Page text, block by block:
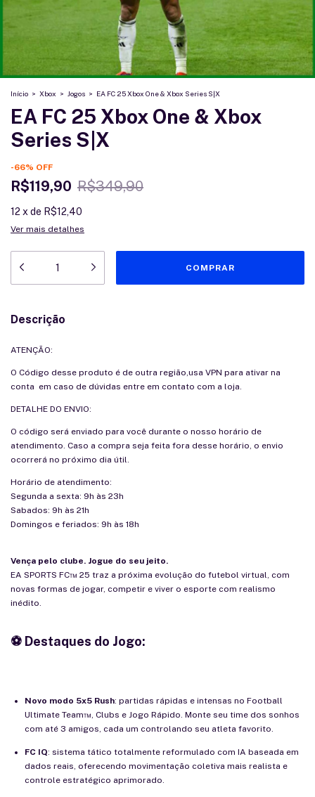
Início > Xbox > Jogos > EA FC 25 Xbox One & Xbox Series S|X
EA FC 25 Xbox One & Xbox
Series S|X
-66% OFF
R$119,90 R$349,90
12 x de R$12,40
Ver mais detalhes
Descrição
ATENÇÃO:
O Código desse produto é de outra região,usa VPN para ativar na
conta em caso de dúvidas entre em contato com a loja.
DETALHE DO ENVIO:
O código será enviado para você durante o nosso horário de
atendimento. Caso a compra seja feita fora desse horário, o envio
ocorrerá no próximo dia útil.
Horário de atendimento:
Segunda a sexta: 9h às 23h
Sabados: 9h às 21h
Domingos e feriados: 9h às 18h
Vença pelo clube. Jogue do seu jeito.
EA SPORTS FC™ 25 traz a próxima evolução do futebol virtual, com
novas formas de jogar, competir e viver o esporte com realismo
inédito.
⚽ Destaques do Jogo:
Novo modo 5x5 Rush: partidas rápidas e intensas no Football
Ultimate Team™, Clubs e Jogo Rápido. Monte seu time dos sonhos
com até 3 amigos, cada um controlando seu atleta favorito.
FC IQ: sistema tático totalmente reformulado com IA baseada em
dados reais, oferecendo movimentação coletiva mais realista e
controle estratégico aprimorado.